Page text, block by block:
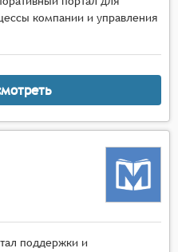
компании и управления
поддержки и